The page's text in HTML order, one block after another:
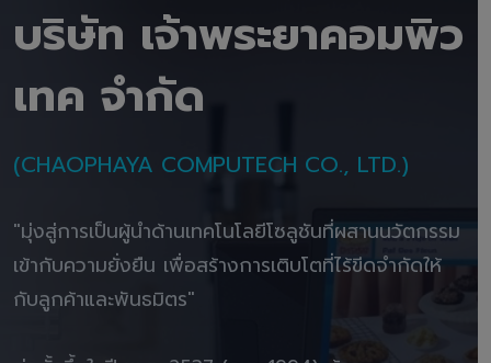
บริษัท เจ้าพระยาคอมพิว
เทค จำกัด
(CHAOPHAYA COMPUTECH CO., LTD.)
"มุ่งสู่การเป็นผู้นำด้านเทคโนโลยีโซลูชันที่ผสานนวัตกรรม
เข้ากับความยั่งยืน เพื่อสร้างการเติบโตที่ไร้ขีดจำกัดให้
กับลูกค้าและพันธมิตร"